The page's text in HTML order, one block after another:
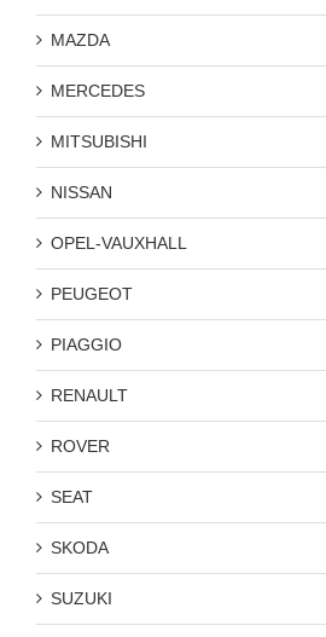
MAZDA
MERCEDES
MITSUBISHI
NISSAN
OPEL-VAUXHALL
PEUGEOT
PIAGGIO
RENAULT
ROVER
SEAT
SKODA
SUZUKI